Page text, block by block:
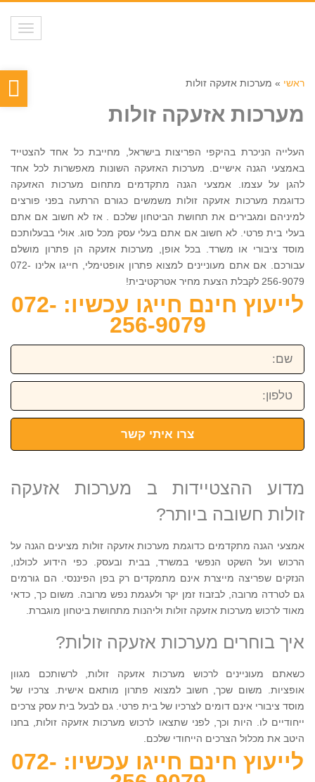
ראשי » מערכות אזעקה זולות
מערכות אזעקה זולות
העלייה הניכרת בהיקפי הפריצות בישראל, מחייבת כל אחד להצטייד
באמצעי הגנה אישיים. מערכות האזעקה השונות מאפשרות לכל אחד
להגן על עצמו. אמצעי הגנה מתקדמים מתחום מערכות האזעקה
כדוגמת מערכות אזעקה זולות משמשים כגורם הרתעה בפני פורצים
למיניהם ומגבירים את תחושת הביטחון שלכם . אז לא חשוב אם אתם
בעלי בית פרטי. לא חשוב אם אתם בעלי עסק מכל סוג. אולי בבעלותכם
מוסד ציבורי או משרד. בכל אופן, מערכות אזעקה הן פתרון מושלם
עבורכם. אם אתם מעוניינים למצוא פתרון אופטימלי, חייגו אלינו 072-
256-9079 לקבלת הצעת מחיר אטרקטיבית!
לייעוץ חינם חייגו עכשיו: 072-
256-9079
שם:
טלפון:
צרו איתי קשר
מדוע ההצטיידות ב מערכות אזעקה
זולות חשובה ביותר?
אמצעי הגנה מתקדמים כדוגמת מערכות אזעקה זולות מציעים הגנה על
הרכוש ועל השקט הנפשי במשרד, בבית ובעסק. כפי הידוע לכולנו,
הנזקים שפריצה מייצרת אינם מתמקדים רק בפן הפיננסי. הם גורמים
גם לטרדה מרובה, לבזבוז זמן יקר ולעגמת נפש מרובה. משום כך, כדאי
מאוד לרכוש מערכות אזעקה זולות וליהנות מתחושת ביטחון מוגברת.
איך בוחרים מערכות אזעקה זולות?
כשאתם מעוניינים לרכוש מערכות אזעקה זולות, לרשותכם מגוון
אופציות. משום שכך, חשוב למצוא פתרון מותאם אישית. צרכיו של
מוסד ציבורי אינם דומים לצרכיו של בית פרטי. גם לבעל בית עסק צרכים
ייחודיים לו. היות וכך, לפני שתצאו לרכוש מערכות אזעקה זולות, בחנו
היטב את מכלול הצרכים הייחודי שלכם.
לייעוץ חינם חייגו עכשיו: 072-